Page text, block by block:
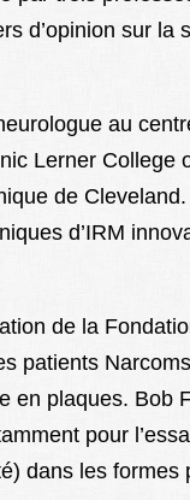
d’opinion sur
au
Lerner
de
d’IRM
de la
patients
en plaques. Bob
pour
dans les formes